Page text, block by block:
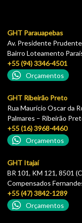
GHT Parauapebas
Av. Presidente
Bairro Loteamento
+55 (94) 3346-4501
Orçamentos
GHT Ribeirão Preto
Rua Maurício Oscar da
Palmares – Ribeirão
+55 (16) 3968-4460
Orçamentos
GHT Itajaí
BR 101, KM 121, 8501
Compensados
+55 (47) 3842-1289
Orçamentos